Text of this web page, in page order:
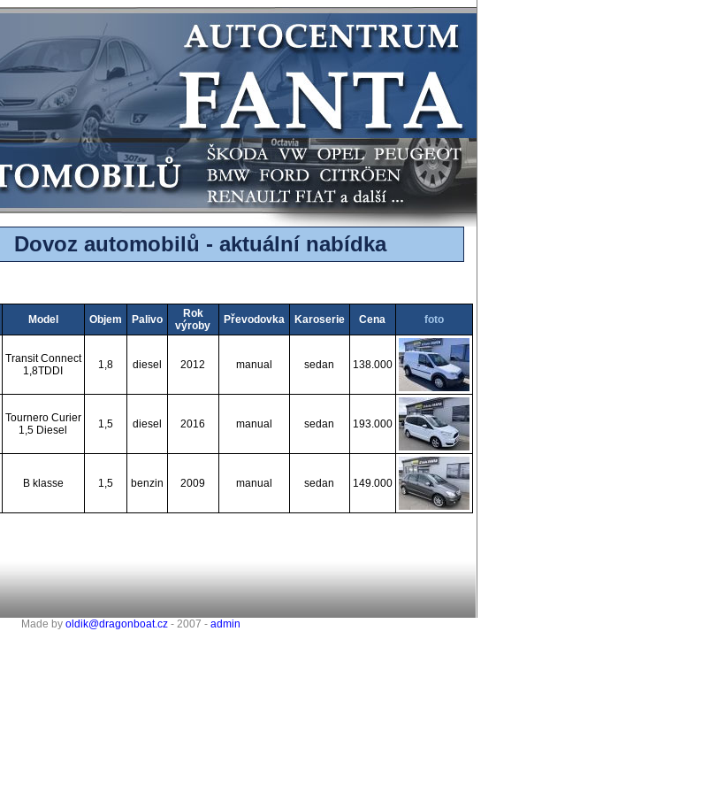
Dovoz automobilů - aktuální nabídka
Model Objem Palivo
Rok
výroby
Převodovka Karoserie Cena foto
Transit Connect
1,8TDDI
1,8 diesel 2012 manual sedan 138.000
Tournero Curier
1,5 Diesel
1,5 diesel 2016 manual sedan 193.000
B klasse 1,5 benzin 2009 manual sedan 149.000
Made by oldik@dragonboat.cz - 2007 - admin